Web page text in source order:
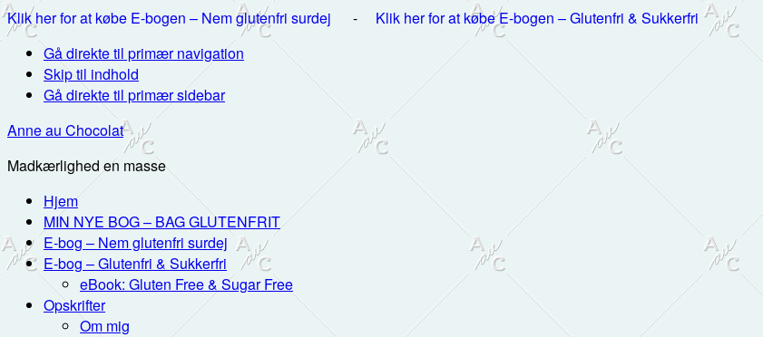
Klik her for at købe E-bogen – Nem glutenfri surdej - Klik her for at købe E-bogen – Glutenfri & Sukkerfri
Gå direkte til primær navigation
Skip til indhold
Gå direkte til primær sidebar
Anne au Chocolat
Madkærlighed en masse
Hjem
MIN NYE BOG – BAG GLUTENFRIT
E-bog – Nem glutenfri surdej
E-bog – Glutenfri & Sukkerfri
eBook: Gluten Free & Sugar Free
Opskrifter
Om mig